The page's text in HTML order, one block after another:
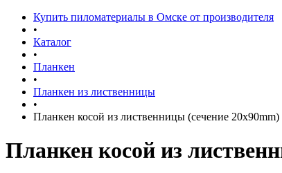
Купить пиломатериалы в Омске от производителя
•
Каталог
•
Планкен
•
Планкен из лиственницы
•
Планкен косой из лиственницы (сечение 20x90mm)
Планкен косой из